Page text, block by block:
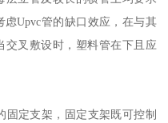
Upvc管的缺口效应，在与其
交叉敷设时，塑料管在下且应
固定支架，固定支架既可控制